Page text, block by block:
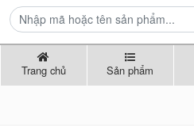
Trang chủ Sản phẩm